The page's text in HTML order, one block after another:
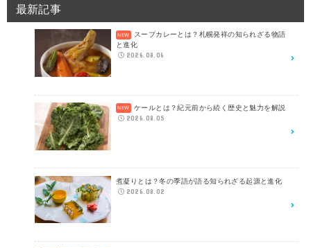
最新記事
スープカレーとは？札幌発祥の知られざる物語
と進化
2026.08.06
ケールとは？紀元前から続く歴史と魅力を解説
2026.08.05
煮凝りとは？冬の季語が語る知られざる起源と進化
2026.08.02